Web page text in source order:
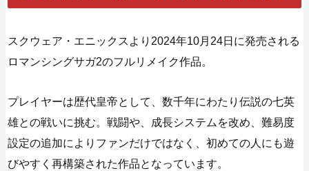
スクウェア・エニックスより2024年10月24日に発売される
ロマンシングサガ2のフルリメイク作品。
プレイヤーは歴代皇帝として、数千年にわたり伝説の七英
雄との戦いに挑む。戦闘や、成長システムを改め、難易度
設定の追加によりファンだけではなく、初めての人にも遊
びやすく再構築された作品となっています。